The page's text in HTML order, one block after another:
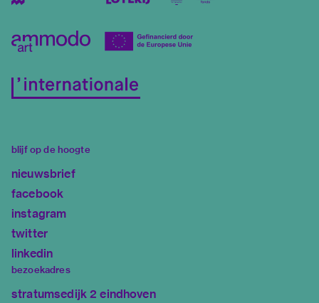
blijf op de hoogte
nieuwsbrief
facebook
instagram
twitter
linkedin
bezoekadres
stratumsedijk 2 eindhoven